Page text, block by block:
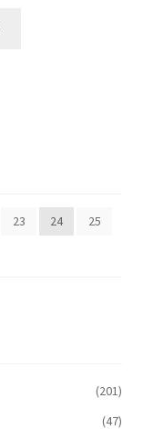
23 24 25
(201)
(47)